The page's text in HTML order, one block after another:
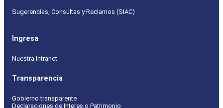
Sugerencias, Consultas y Reclamos (SIAC)
Ingresa
Nuestra Intranet
Transparencia
Gobierno transparente
Declaraciones de Interes o Patrimonio